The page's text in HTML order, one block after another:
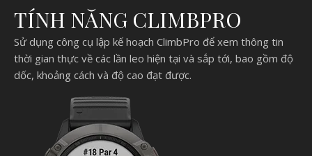
TÍNH NĂNG CLIMBPRO
Sử dụng công cụ lập kế hoạch ClimbPro để xem thông tin
thời gian thực về các lần leo hiện tại và sắp tới, bao gồm độ
dốc, khoảng cách và độ cao đạt được.